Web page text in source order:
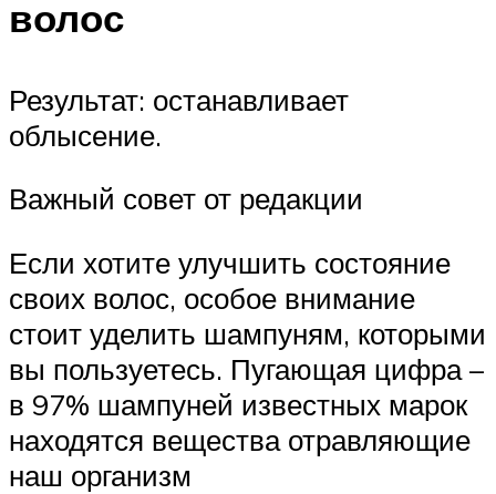
волос
Результат: останавливает
облысение.
Важный совет от редакции
Если хотите улучшить состояние
своих волос, особое внимание
стоит уделить шампуням, которыми
вы пользуетесь. Пугающая цифра –
в 97% шампуней известных марок
находятся вещества отравляющие
наш организм